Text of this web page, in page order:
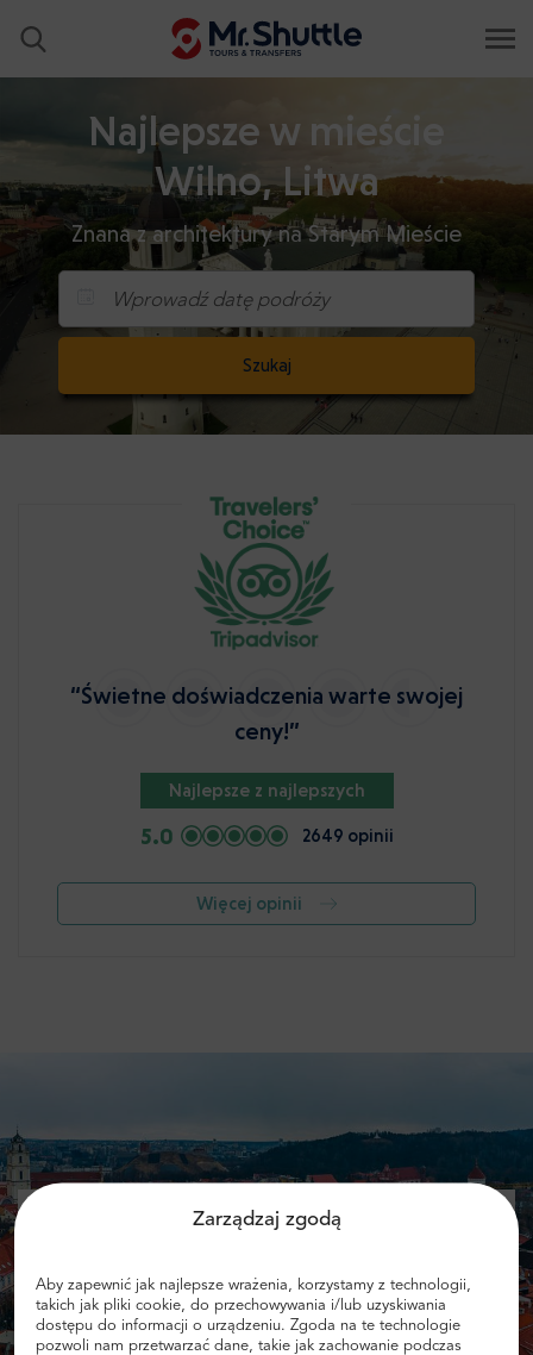
Zarządzaj zgodą
Aby zapewnić jak najlepsze wrażenia, korzystamy z technologii,
takich jak pliki cookie, do przechowywania i/lub uzyskiwania
dostępu do informacji o urządzeniu. Zgoda na te technologie
pozwoli nam przetwarzać dane, takie jak zachowanie podczas
Najlepsze w mieście
Wilno, Litwa
Znana z architektury na Starym Mieście
Wprowadź datę podróży
Szukaj
“Świetne doświadczenia warte swojej
ceny!”
Najlepsze z najlepszych
5.0 2649 opinii
Więcej opinii
Podaj swój e-mail i otrzymuj informacje